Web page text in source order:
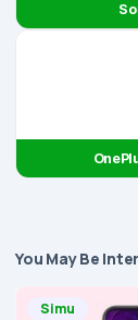
You May Be
Simu